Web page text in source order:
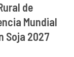
de
Mundial
Soja 2027